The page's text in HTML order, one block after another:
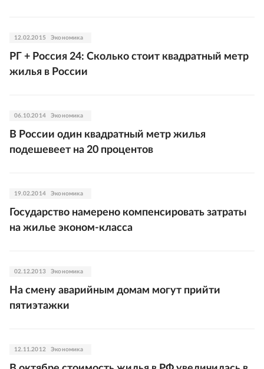
12.02.2015 Экономика
РГ + Россия 24: Сколько стоит квадратный метр
жилья в России
06.10.2014 Экономика
В России один квадратный метр жилья
подешевеет на 20 процентов
19.02.2014 Экономика
Государство намерено компенсировать затраты
на жилье эконом-класса
02.12.2013 Экономика
На смену аварийным домам могут прийти
пятиэтажки
12.11.2012 Экономика